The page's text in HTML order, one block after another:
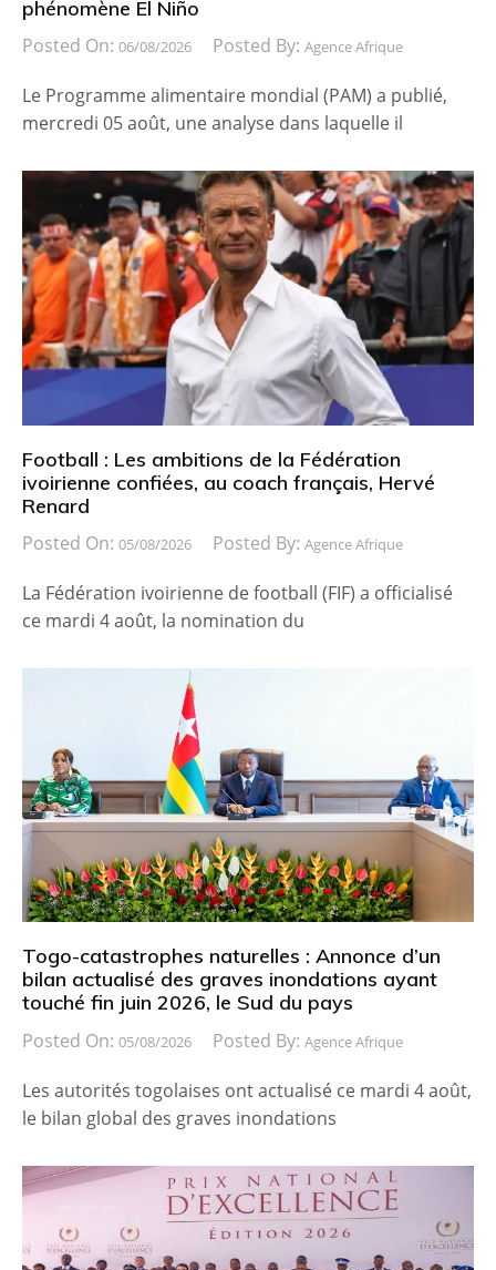
phénomène El Niño
Posted On: 06/08/2026 Posted By: Agence Afrique
Le Programme alimentaire mondial (PAM) a publié,
mercredi 05 août, une analyse dans laquelle il
Football : Les ambitions de la Fédération
ivoirienne confiées, au coach français, Hervé
Renard
Posted On: 05/08/2026 Posted By: Agence Afrique
La Fédération ivoirienne de football (FIF) a officialisé
ce mardi 4 août, la nomination du
Togo-catastrophes naturelles : Annonce d’un
bilan actualisé des graves inondations ayant
touché fin juin 2026, le Sud du pays
Posted On: 05/08/2026 Posted By: Agence Afrique
Les autorités togolaises ont actualisé ce mardi 4 août,
le bilan global des graves inondations